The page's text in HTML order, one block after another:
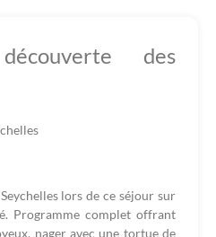
des
lors de ce séjour sur
Programme complet offrant
nager avec une tortue de